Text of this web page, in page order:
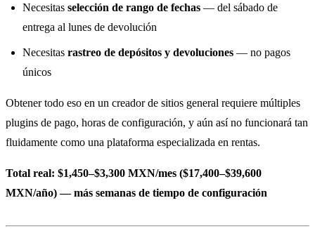
Necesitas selección de rango de fechas — del sábado de
entrega al lunes de devolución
Necesitas rastreo de depósitos y devoluciones — no pagos
únicos
Obtener todo eso en un creador de sitios general requiere múltiples
plugins de pago, horas de configuración, y aún así no funcionará tan
fluidamente como una plataforma especializada en rentas.
Total real: $1,450–$3,300 MXN/mes ($17,400–$39,600
MXN/año) — más semanas de tiempo de configuración